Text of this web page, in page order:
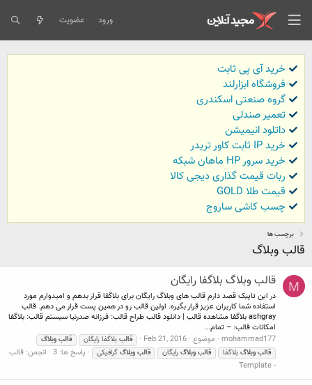
ورود عضویت
خرید آی پی ثابت
فروشگاه ابزارلند
گروه صنعتی اسکندری
تعمیر صندلی
داتلود انیمیشن
خرید IP ثابت کاور تریدر
خرید سرور HP ماهان شبکه
ربات قیمت گذاری دیجی کالا
قیمت طلا GOLD
چسب کاشی ساروج
برچسب ها
قالب وبلاگ
M قالب وبلاگ بلاگفا رایگان
در این تاپیک قصد دارم قالب های وبلاگ رایگان برای بلاگفا قرار بدهم و امیدوارم مورد
استفاده شما کاربران عزیز قرار بگیره. اولین قالب رو در همین پست قرار می دهم. قالب
ashgray بلاگفا مشاهده قالب | دانلود قالب طراح قالب: فرزانه صدرنیا سیستم قالب: بلاگفا
امکانات قالب: – تمام...
mohammad177 موضوع Feb 21, 2016 قالب بلاگفا رایگان قالب وبلاگ
قالب وبلاگ بلاگفا قالب وبلاگ رایگان قالب وبلاگ گرافیکی پاسخ ها: 3 انجمن: قالب
- Template